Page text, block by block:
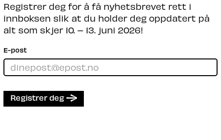
Registrer deg for å få nyhetsbrevet rett i
innboksen slik at du holder deg oppdatert på
alt som skjer 10. – 13. juni 2026!
E-post
Registrer deg